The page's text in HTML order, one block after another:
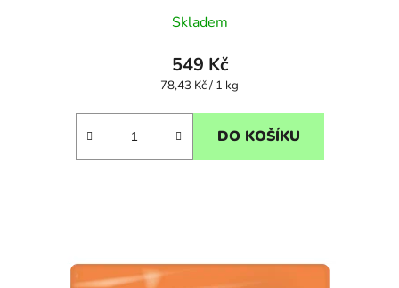
Skladem
549 Kč
Měrná
78,43 Kč / 1 kg
DO KOŠÍKU